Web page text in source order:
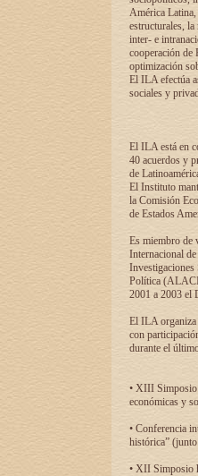
América Latina,
estructurales,
inter- e
cooperación de
optimización
El ILA efectúa
sociales y
El ILA está en
40 acuerdos y
de
El Instituto
la Comisión
de Estados
Es miembro de
Internacional
Investigaciones
Política
2001 a 2003 el
El ILA organiza
con
durante el
• XIII Simposio
económicas y
• Conferencia
histórica”
• XII Simposio